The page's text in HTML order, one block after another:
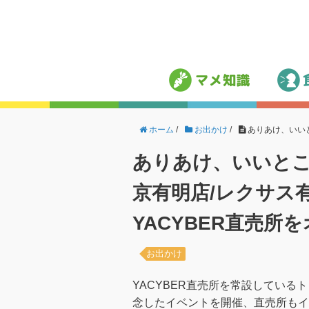
ホーム / お出かけ / ありあけ、いい
ありあけ、いいと
京有明店/レクサス
YACYBER直売所
お出かけ
YACYBER直売所を常設している
念したイベントを開催、直売所も